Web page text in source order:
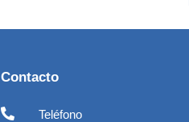
Contacto

Teléfono